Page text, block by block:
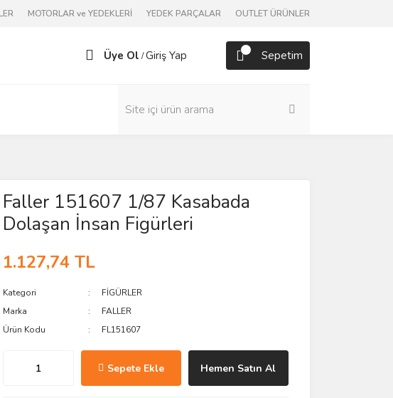
MOTORLAR ve YEDEKLERİ YEDEK PARÇALAR OUTLET ÜRÜNLER
Üye Ol /Giriş Yap Sepetim
Faller 151607 1/87 Kasabada
Dolaşan İnsan Figürleri
1.127,74 TL
Kategori
FİGÜRLER
Marka
FALLER
Ürün Kodu
FL151607
Sepete Ekle Hemen Satın Al